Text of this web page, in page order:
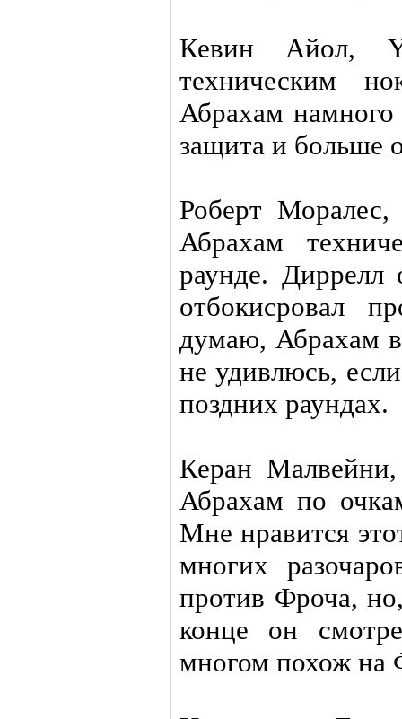
Кевин Айол,
техническим
Абрахам
защита и больше
Роберт
Абрахам
раунде.
отбокисровал
думаю, Абрахам
не удивлюсь,
поздних раундах.
Керан
Абрахам по
Мне нравится
многих
против Фроча,
конце он
многом похож на